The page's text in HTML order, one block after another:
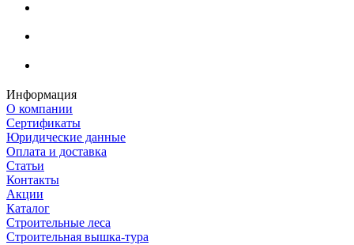
Информация
О компании
Сертификаты
Юридические данные
Оплата и доставка
Статьи
Контакты
Акции
Каталог
Строительные леса
Строительная вышка-тура